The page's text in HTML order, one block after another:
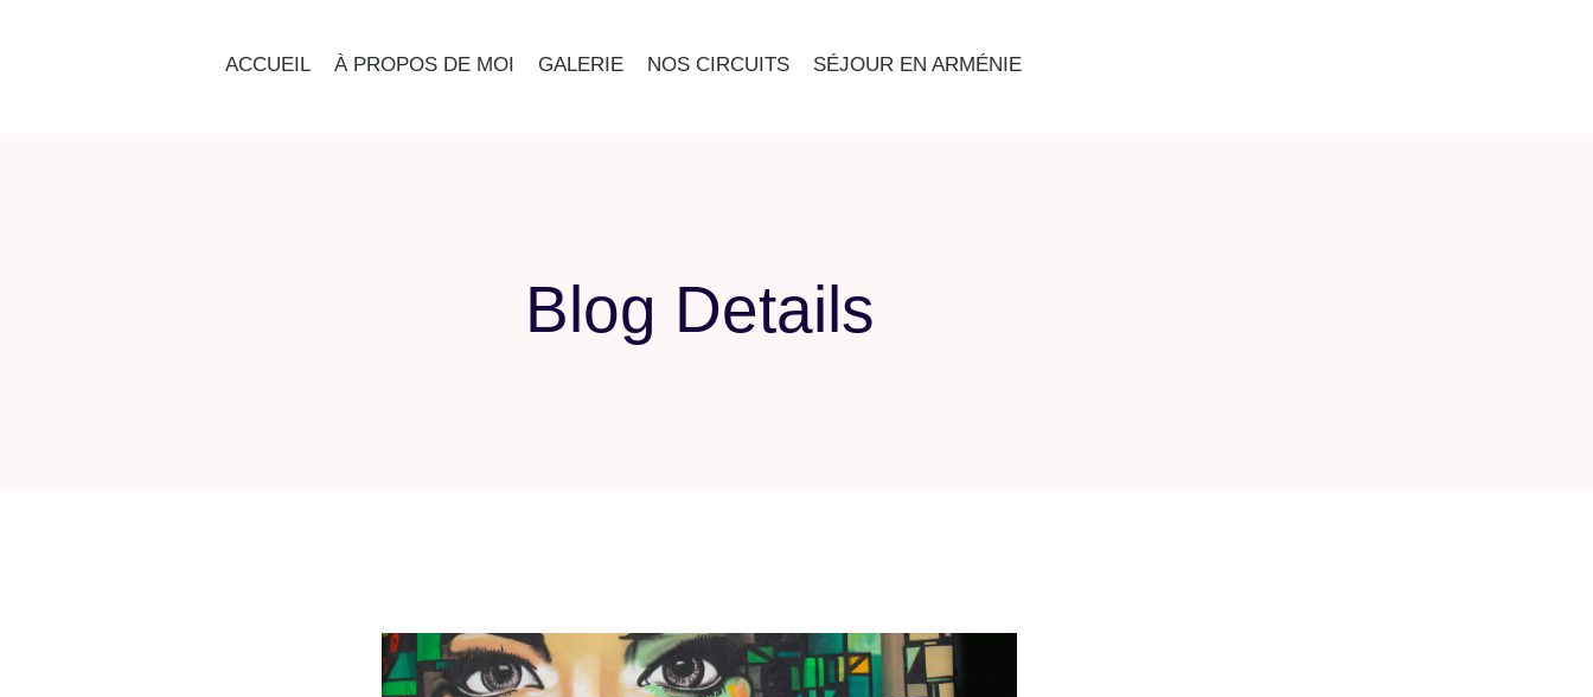
ACCUEIL À PROPOS DE MOI GALERIE NOS CIRCUITS SÉJOUR EN ARMÉNIE
Blog Details